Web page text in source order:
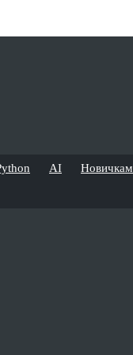
AI Новичкам